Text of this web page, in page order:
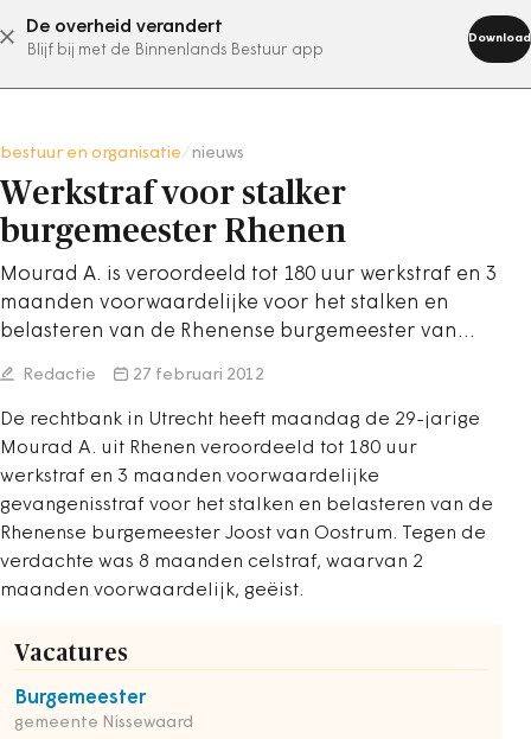
De overheid verandert
Blijf bij met de Binnenlands Bestuur app
Download
abonneer nu
bestuur en organisatie nieuws
Werkstraf voor stalker
burgemeester Rhenen
Mourad A. is veroordeeld tot 180 uur werkstraf en 3
maanden voorwaardelijke voor het stalken en
belasteren van de Rhenense burgemeester van…
Redactie 27 februari 2012
De rechtbank in Utrecht heeft maandag de 29-jarige
Mourad A. uit Rhenen veroordeeld tot 180 uur
werkstraf en 3 maanden voorwaardelijke
gevangenisstraf voor het stalken en belasteren van de
Rhenense burgemeester Joost van Oostrum. Tegen de
verdachte was 8 maanden celstraf, waarvan 2
maanden voorwaardelijk, geëist.
Vacatures
Burgemeester
gemeente Nissewaard